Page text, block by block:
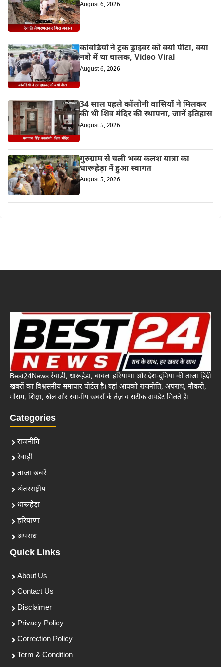
August 6, 2026
कांवडियों ने ट्रक ड्राइवर को क्यों पीटा, क्या
नशे में था चालक, Video Viral
August 6, 2026
34 साल पहले कॉलोनी वासियों ने मिलकर
की थी शिव मंदिर की स्थापना, जानें इतिहास
August 5, 2026
गुरुग्राम से चली भव्य कलश यात्रा का
धारूहेड़ा में हुआ स्वागत
August 5, 2026
Best24News रेवाड़ी, धारूहेड़ा, बावल, हरियाणा और देश-दुनिया की ताजा हिंदी
खबरों का विश्वसनीय समाचार पोर्टल है। यहां आपको राजनीति, अपराध, नौकरी,
मौसम, शिक्षा, खेल और स्थानीय खबरों के तेज़ व सटीक अपडेट मिलते हैं।
Categories
राजनीति
रेवाड़ी
ताजा खबरें
अंतरराष्ट्रीय
धारूहेड़ा
हरियाणा
अपराध
Quick Links
About Us
Contact Us
Disclaimer
Privacy Policy
Correction Policy
Term & Condition